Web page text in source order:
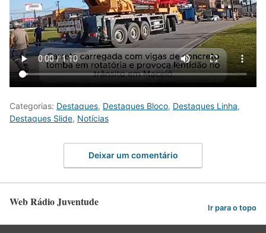
Categorias: Destaques, Destaques Bloco, Destaques Linha,
Destaques Slide, Notícias
Deixar um comentário
Web Rádio Juventude Ir para o topo